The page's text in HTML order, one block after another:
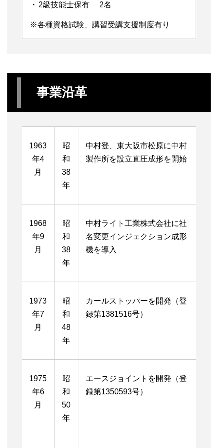
2級技能士保有 2名
※各種資格試験、講習受講支援制度有り
事業沿革
1963
年4
月
昭
和
38
年
中村登、東大阪市松原に中村
製作所を設立直圧成形を開始
1968
年9
月
昭
和
38
年
中村ライト工業株式会社に社
名変更インジェクション成形
機を導入
1973
年7
月
昭
和
48
年
カールストッパーを開発（登
録第1381516号）
1975
年6
月
昭
和
50
年
エースジョイントを開発（登
録第1350593号）